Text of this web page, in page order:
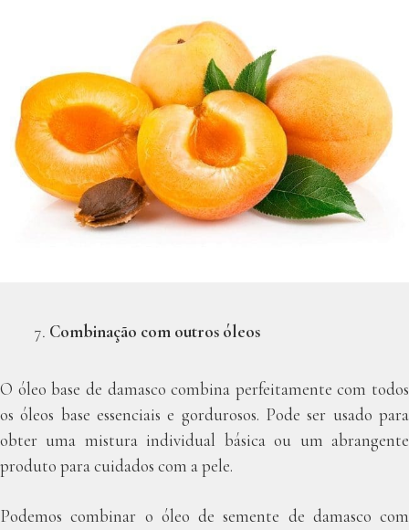
Combinação com outros óleos
O óleo base de damasco combina perfeitamente com todos
os óleos base essenciais e gordurosos. Pode ser usado para
obter uma mistura individual básica ou um abrangente
produto para cuidados com a pele.
Podemos combinar o óleo de semente de damasco com